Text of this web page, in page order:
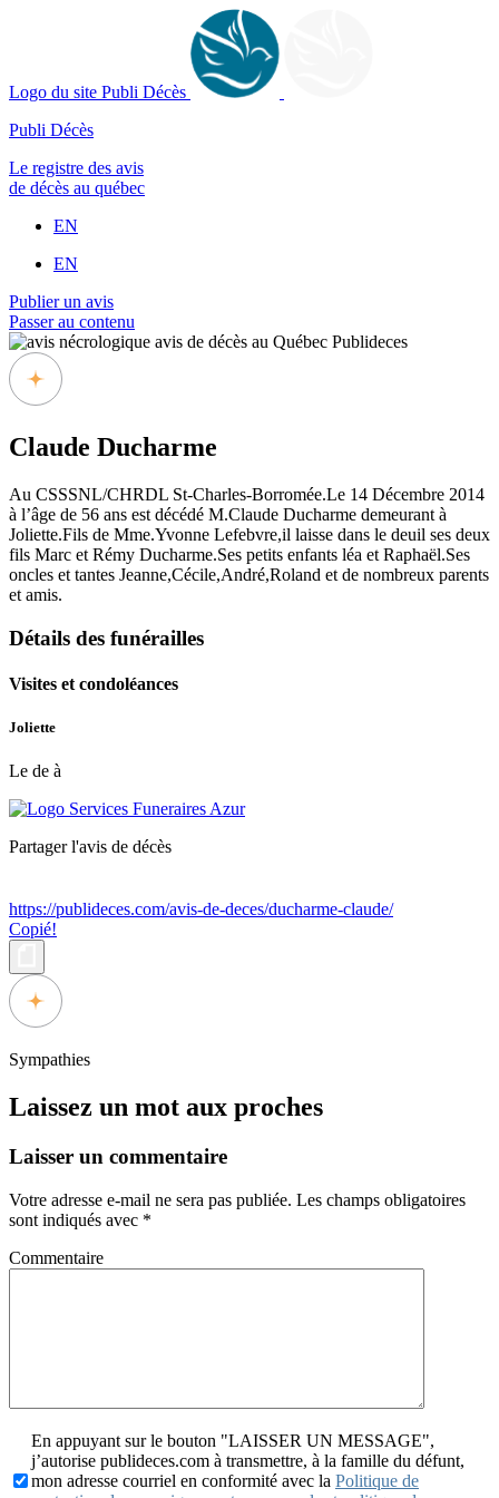
Logo du site Publi Décès
Publi Décès
Le registre des avis
de décès au québec
EN
EN
Publier un avis
Passer au contenu
Claude Ducharme
Au CSSSNL/CHRDL St-Charles-Borromée.Le 14 Décembre 2014
à l’âge de 56 ans est décédé M.Claude Ducharme demeurant à
Joliette.Fils de Mme.Yvonne Lefebvre,il laisse dans le deuil ses deux
fils Marc et Rémy Ducharme.Ses petits enfants léa et Raphaël.Ses
oncles et tantes Jeanne,Cécile,André,Roland et de nombreux parents
et amis.
Détails des funérailles
Visites et condoléances
Joliette
Le de à
Partager l'avis de décès
https://publideces.com/avis-de-deces/ducharme-claude/
Copié!
Sympathies
Laissez un mot aux proches
Laisser un commentaire
Votre adresse e-mail ne sera pas publiée. Les champs obligatoires
sont indiqués avec *
Commentaire
En appuyant sur le bouton "LAISSER UN MESSAGE",
j’autorise publideces.com à transmettre, à la famille du défunt,
mon adresse courriel en conformité avec la Politique de